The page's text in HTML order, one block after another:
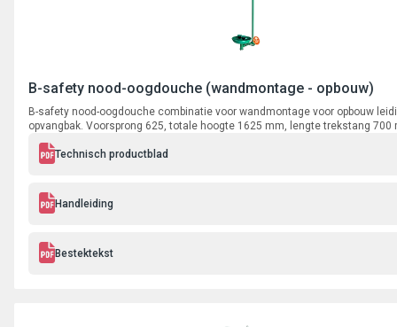
B-safety nood-oogdouche (wandmontage - opbouw)
B-safety nood-oogdouche combinatie voor wandmontage voor opbouw
opvangbak. Voorsprong 625, totale hoogte 1625 mm, lengte trekstang 700
aansluiting 3/4" binnendraad.
Technisch productblad
Handleiding
Bestektekst